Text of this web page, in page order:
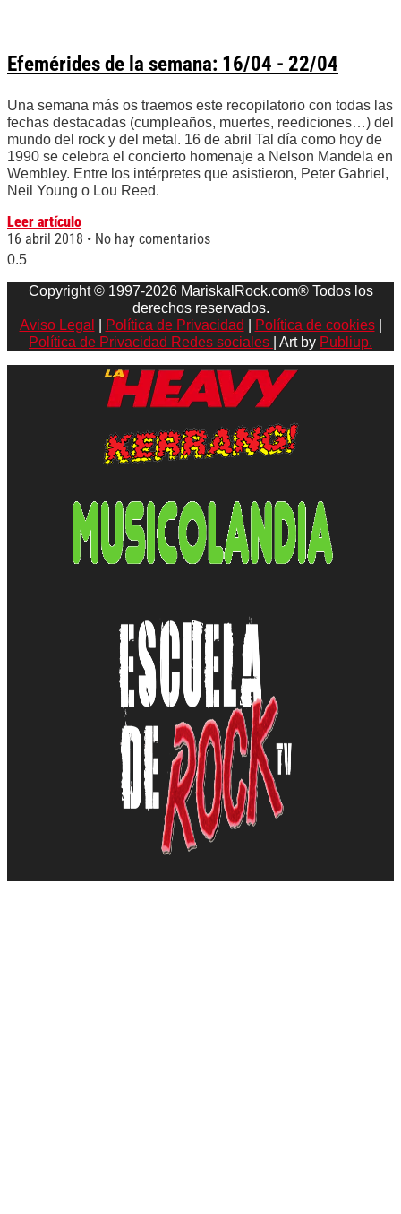
Efemérides de la semana: 16/04 - 22/04
Una semana más os traemos este recopilatorio con todas las
fechas destacadas (cumpleaños, muertes, reediciones…) del
mundo del rock y del metal. 16 de abril Tal día como hoy de
1990 se celebra el concierto homenaje a Nelson Mandela en
Wembley. Entre los intérpretes que asistieron, Peter Gabriel,
Neil Young o Lou Reed.
Leer artículo
16 abril 2018
No hay comentarios
Copyright © 1997-2026 MariskalRock.com® Todos los
derechos reservados.
Aviso Legal
Política de Privacidad Política de cookies|
Política de Privacidad Redes sociales
| Art by Publiup.